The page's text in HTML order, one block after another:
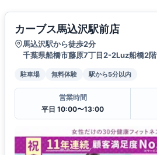
カーブス馬込沢駅前店
馬込沢駅から徒歩2分
千葉県船橋市藤原7丁目2-2Luz船橋2階
駐車場 無料体験 駅から5分以内
営業時間
平日 10:00〜13:00